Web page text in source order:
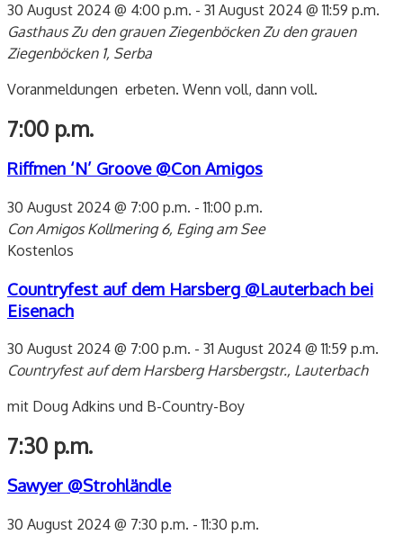
30 August 2024 @ 4:00 p.m. - 31 August 2024 @ 11:59 p.m.
Gasthaus Zu den grauen ZiegenböckenZu den grauen
Ziegenböcken 1, Serba
Voranmeldungen erbeten. Wenn voll, dann voll.
7:00 p.m.
Riffmen ‘N’ Groove @Con Amigos
30 August 2024 @ 7:00 p.m. -11:00 p.m.
Con AmigosKollmering 6, Eging am See
Kostenlos
Countryfest auf dem Harsberg @Lauterbach bei
Eisenach
30 August 2024 @ 7:00 p.m. - 31 August 2024 @ 11:59 p.m.
Countryfest auf dem HarsbergHarsbergstr., Lauterbach
mit Doug Adkins und B-Country-Boy
7:30 p.m.
Sawyer @Strohländle
30 August 2024 @ 7:30 p.m. -11:30 p.m.